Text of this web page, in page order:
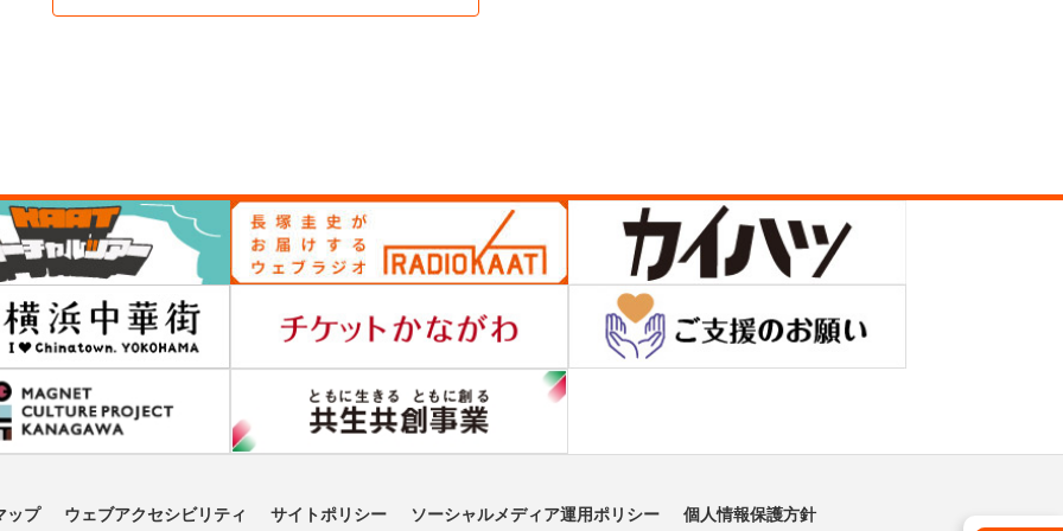
ップ ウェブアクセシビリティ サイトポリシー ソーシャルメディア運用ポリシー 個人情報保護方針